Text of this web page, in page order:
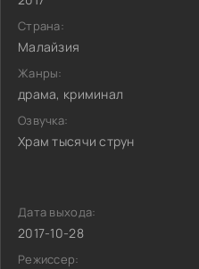
Страна:
Малайзия
Жанры:
драма, криминал
Озвучка:
Храм тысячи струн
Дата выхода:
2017-10-28
Режиссер: